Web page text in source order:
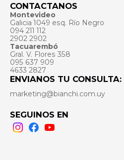
CONTACTANOS
Montevideo
Galicia 1049 esq. Río Negro
094 211 112
2902 2902
Tacuarembó
Gral. V. Flores 358
095 637 909
4633 2827
ENVIANOS TU CONSULTA:
marketing@bianchi.com.uy
SEGUINOS EN
Instagram
FacebookYoutube